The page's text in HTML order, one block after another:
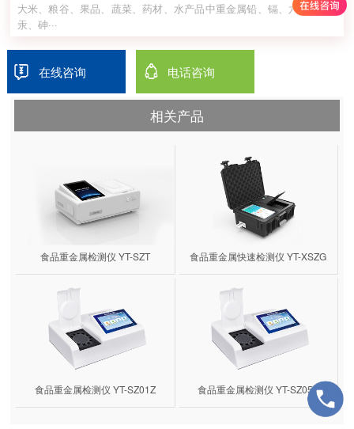
大米、粮谷、果品、蔬菜、药材、水产品中重金属铅、镉、六价铬、
汞、砷···
在线咨询 电话咨询
相关产品
食品重金属检测仪 YT-SZT 食品重金属快速检测仪 YT-XSZG
食品重金属检测仪 YT-SZ01Z 食品重金属检测仪 YT-SZ05Z